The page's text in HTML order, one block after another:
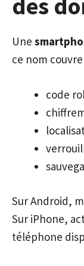
des
Une
ce nom
code
Sur Android,
Sur iPhone,
téléphone